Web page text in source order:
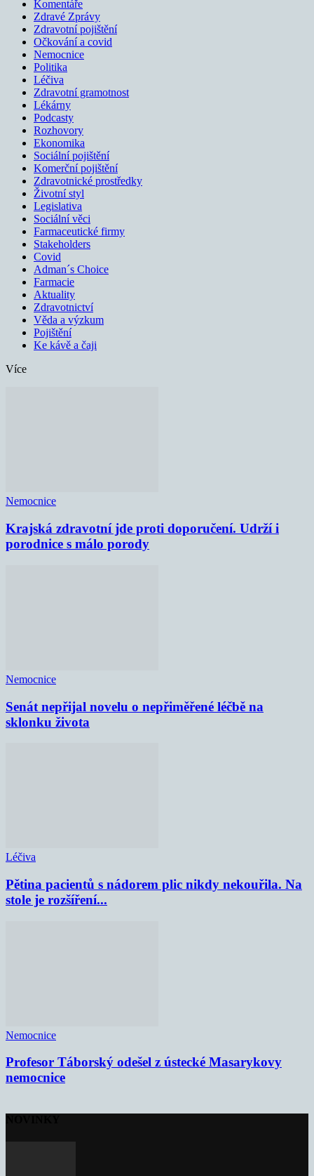
Komentáře
Zdravé Zprávy
Zdravotní pojištění
Očkování a covid
Nemocnice
Politika
Léčiva
Zdravotní gramotnost
Lékárny
Podcasty
Rozhovory
Ekonomika
Sociální pojištění
Komerční pojištění
Zdravotnické prostředky
Životní styl
Legislativa
Sociální věci
Farmaceutické firmy
Stakeholders
Covid
Adman´s Choice
Farmacie
Aktuality
Zdravotnictví
Věda a výzkum
Pojištění
Ke kávě a čaji
Více
Nemocnice
Krajská zdravotní jde proti doporučení. Udrží i
porodnice s málo porody
Nemocnice
Senát nepřijal novelu o nepřiměřené léčbě na
sklonku života
Léčiva
Pětina pacientů s nádorem plic nikdy nekouřila. Na
stole je rozšíření...
Nemocnice
Profesor Táborský odešel z ústecké Masarykovy
nemocnice